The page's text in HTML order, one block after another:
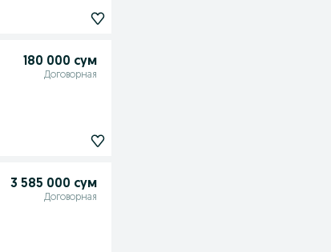
180 000 сум
Договорная
3 585 000 сум
Договорная